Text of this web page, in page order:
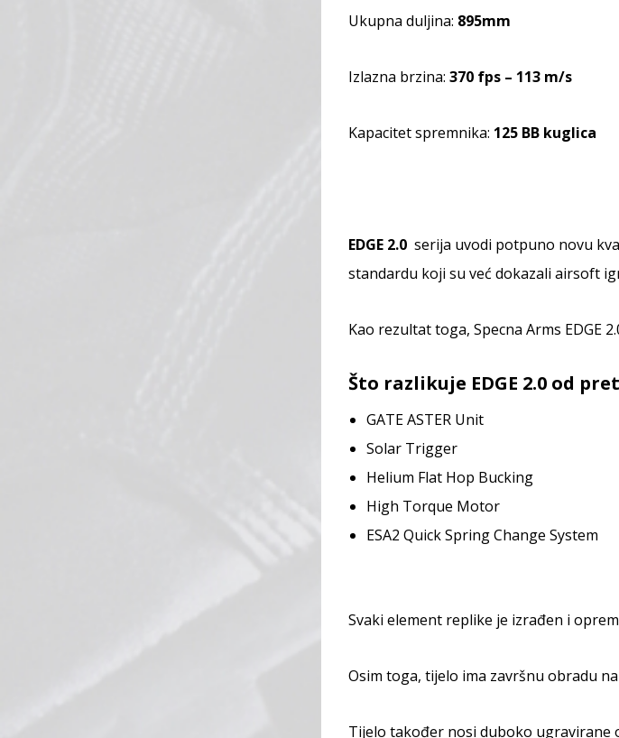
Ukupna duljina: 895mm
Izlazna brzina: 370 fps – 113 m/s
Kapacitet spremnika: 125 BB kuglica
EDGE 2.0 serija uvodi potpuno novu
standardu koji su već dokazali airsoft
Kao rezultat toga, Specna Arms
Što razlikuje EDGE 2.0od
GATE ASTER Unit
Solar Trigger
Helium Flat Hop Bucking
High Torque Motor
ESA2 Quick Spring Change System
Svaki element replike je izrađen i
Osim toga, tijelo ima završnu obradu
Tijelo također nosi duboko ugravirane